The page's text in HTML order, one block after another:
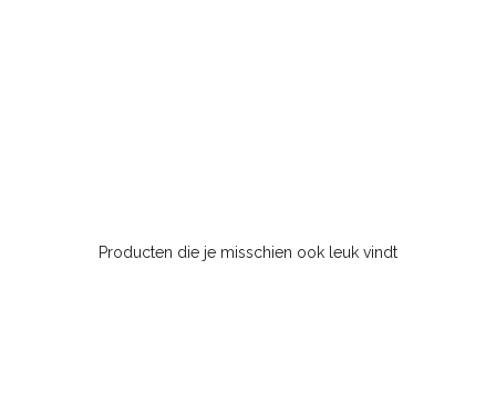
Producten die je misschien ook leuk vindt